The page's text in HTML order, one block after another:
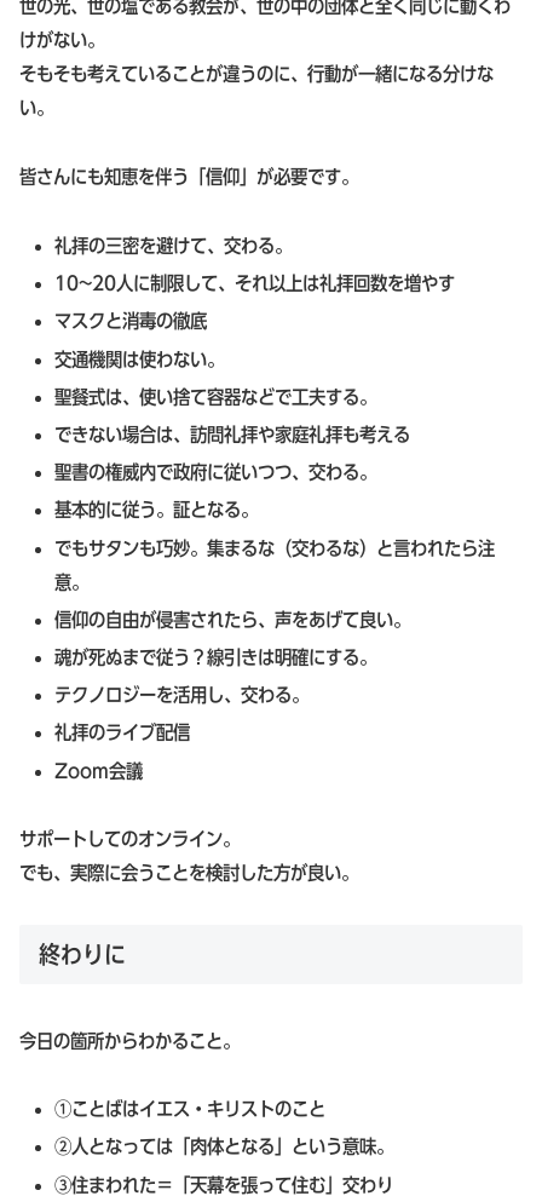
世の光、世の塩である教会が、世の中の団体と全く同じに動くわ
けがない。
そもそも考えていることが違うのに、行動が一緒になる分けな
い。
皆さんにも知恵を伴う「信仰」が必要です。
礼拝の三密を避けて、交わる。
10~20人に制限して、それ以上は礼拝回数を増やす
マスクと消毒の徹底
交通機関は使わない。
聖餐式は、使い捨て容器などで工夫する。
できない場合は、訪問礼拝や家庭礼拝も考える
聖書の権威内で政府に従いつつ、交わる。
基本的に従う。証となる。
でもサタンも巧妙。集まるな（交わるな）と言われたら注
意。
信仰の自由が侵害されたら、声をあげて良い。
魂が死ぬまで従う？線引きは明確にする。
テクノロジーを活用し、交わる。
礼拝のライブ配信
Zoom会議
サポートしてのオンライン。
でも、実際に会うことを検討した方が良い。
終わりに
今日の箇所からわかること。
①ことばはイエス・キリストのこと
②人となっては「肉体となる」という意味。
③住まわれた＝「天幕を張って住む」交わり